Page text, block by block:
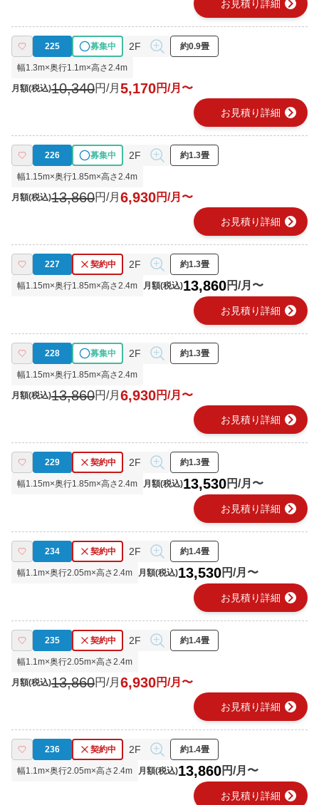
お見積り詳細 chevron_right
225 募集中 2F 約0.9畳
幅1.3m×奥行1.1m×高さ2.4m
月額(税込)10,340円/月 5,170円/月〜
お見積り詳細 chevron_right
226 募集中 2F 約1.3畳
幅1.15m×奥行1.85m×高さ2.4m
月額(税込)13,860円/月 6,930円/月〜
お見積り詳細 chevron_right
227 契約中 2F 約1.3畳
幅1.15m×奥行1.85m×高さ2.4m 月額(税込)13,860円/月〜
お見積り詳細 chevron_right
228 募集中 2F 約1.3畳
幅1.15m×奥行1.85m×高さ2.4m
月額(税込)13,860円/月 6,930円/月〜
お見積り詳細 chevron_right
229 契約中 2F 約1.3畳
幅1.15m×奥行1.85m×高さ2.4m 月額(税込)13,530円/月〜
お見積り詳細 chevron_right
234 契約中 2F 約1.4畳
幅1.1m×奥行2.05m×高さ2.4m 月額(税込)13,530円/月〜
お見積り詳細 chevron_right
235 契約中 2F 約1.4畳
幅1.1m×奥行2.05m×高さ2.4m
月額(税込)13,860円/月 6,930円/月〜
お見積り詳細 chevron_right
236 契約中 2F 約1.4畳
幅1.1m×奥行2.05m×高さ2.4m 月額(税込)13,860円/月〜
お見積り詳細 chevron_right